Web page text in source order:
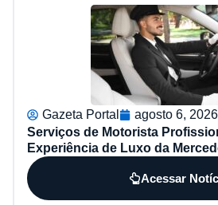
Gazeta Portal agosto 6, 2026
Serviços de Motorista
Experiência de Luxo da
Acessar